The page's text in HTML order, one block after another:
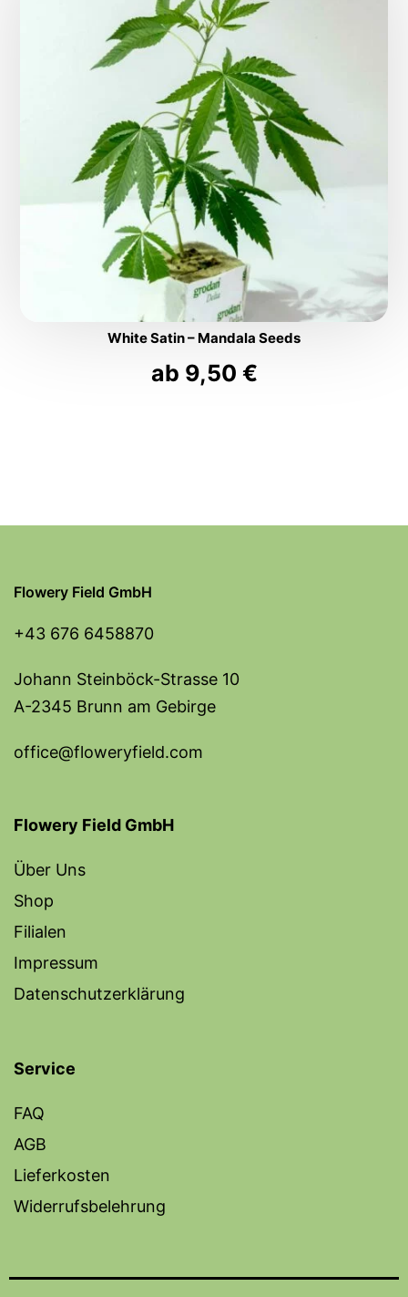
White Satin – Mandala Seeds
ab 9,50 €
Flowery Field GmbH
+43 676 6458870
Johann Steinböck-Strasse 10
A-2345 Brunn am Gebirge
office@floweryfield.com
Flowery Field GmbH
Über Uns
Shop
Filialen
Impressum
Datenschutzerklärung
Service
FAQ
AGB
Lieferkosten
Widerrufsbelehrung